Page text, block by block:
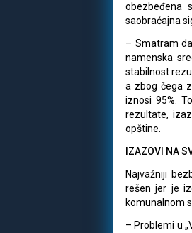
obezbeđena
saobraćajna
– Smatram
namenska
stabilnost
a zbog čega
iznosi 95%.
rezultate,
opštine.
IZAZOVI NA
Najvažniji
rešen jer je
komunalnom
– Problemi u